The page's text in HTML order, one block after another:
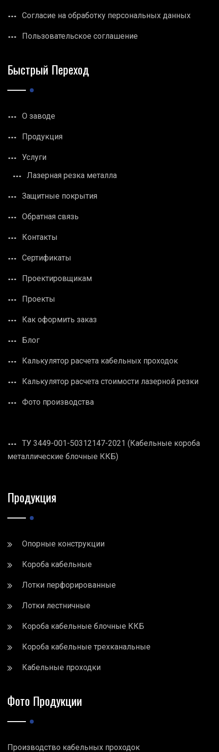
Согласие на обработку персональных данных
Пользовательское соглашение
Быстрый Переход
О заводе
Продукция
Услуги
Лазерная резка металла
Защитные покрытия
Обратная связь
Контакты
Сертификаты
Проектировщикам
Проекты
Как оформить заказ
Блог
Калькулятор расчета кабельных проходок
Калькулятор расчета стоимости лазерной резки
Фото производства
ТУ 3449-001-50312147-2021 (Кабельные короба
металлические блочные ККБ)
Продукция
Опорные конструкции
Короба кабельные
Лотки перфорированные
Лотки лестничные
Короба кабельные блочные ККБ
Короба кабельные трехканальные
Кабельные проходки
Фото Продукции
Производство кабельных проходок